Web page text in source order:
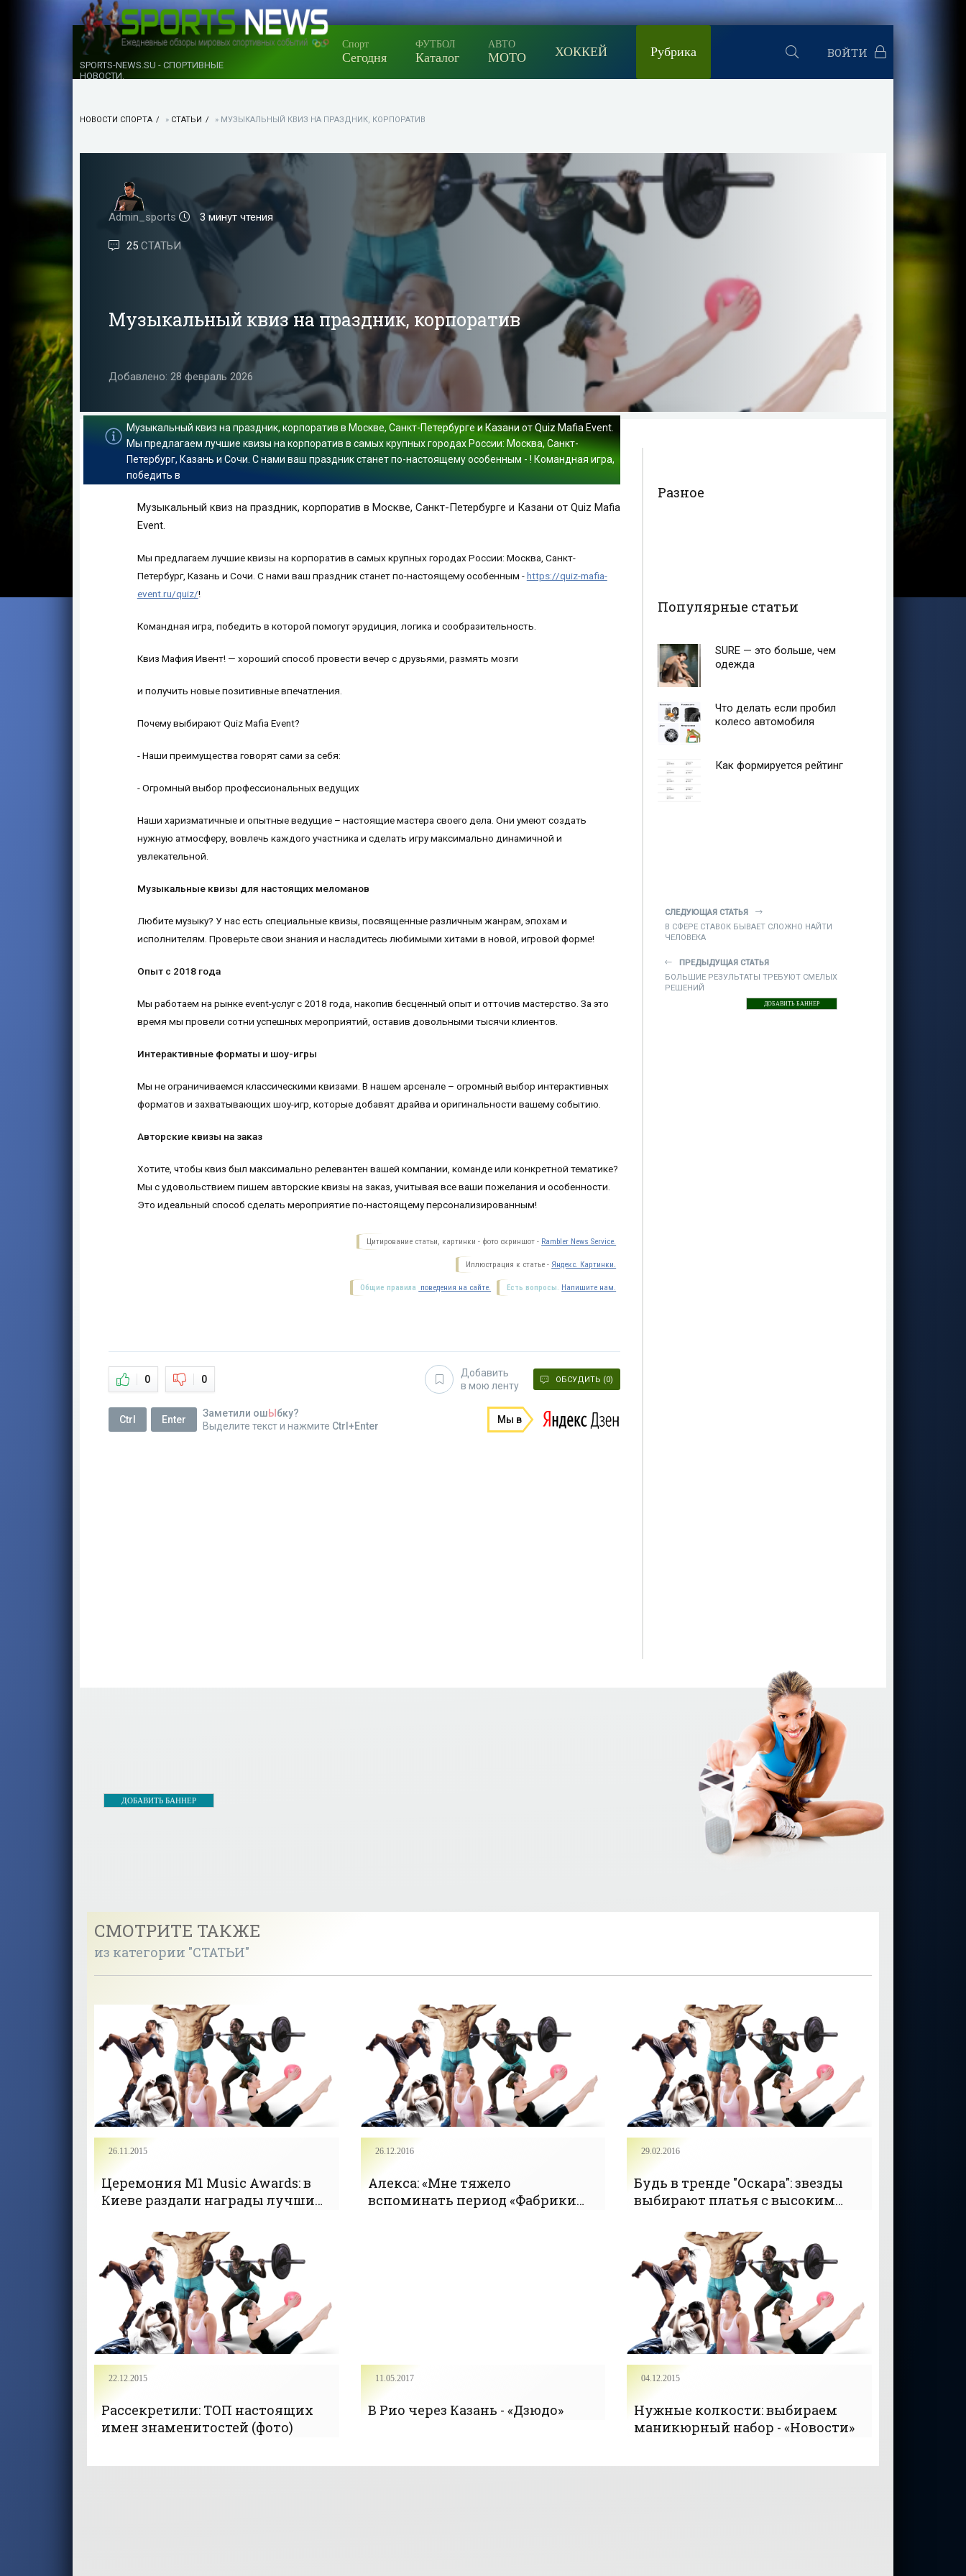
SPORTS-NEWS.SU - СПОРТИВНЫЕ
НОВОСТИ.
Спорт
Сегодня
ФУТБОЛ
Каталог
АВТО
МОТО ХОККЕЙ Рубрика ВОЙТИ
НОВОСТИ СПОРТА » СТАТЬИ » МУЗЫКАЛЬНЫЙ КВИЗ НА ПРАЗДНИК, КОРПОРАТИВ
Admin_sports 3 минут чтения
25 СТАТЬИ
Музыкальный квиз на праздник, корпоратив
Добавлено: 28 февраль 2026
Музыкальный квиз на праздник, корпоратив в Москве, Санкт-Петербурге и Казани от Quiz Mafia Event.
Мы предлагаем лучшие квизы на корпоратив в самых крупных городах России: Москва, Санкт-
Петербург, Казань и Сочи. С нами ваш праздник станет по-настоящему особенным - ! Командная игра,
победить в
Музыкальный квиз на праздник, корпоратив в Москве, Санкт-Петербурге и Казани от Quiz Mafia
Event.
Мы предлагаем лучшие квизы на корпоратив в самых крупных городах России: Москва, Санкт-
Петербург, Казань и Сочи. С нами ваш праздник станет по-настоящему особенным -https://quiz-mafia-
event.ru/quiz/!
Командная игра, победить в которой помогут эрудиция, логика и сообразительность.
Квиз Мафия Ивент! — хороший способ провести вечер с друзьями, размять мозги
и получить новые позитивные впечатления.
Почему выбирают Quiz Mafia Event?
- Наши преимущества говорят сами за себя:
- Огромный выбор профессиональных ведущих
Наши харизматичные и опытные ведущие – настоящие мастера своего дела. Они умеют создать
нужную атмосферу, вовлечь каждого участника и сделать игру максимально динамичной и
увлекательной.
Музыкальные квизы для настоящих меломанов
Любите музыку? У нас есть специальные квизы, посвященные различным жанрам, эпохам и
исполнителям. Проверьте свои знания и насладитесь любимыми хитами в новой, игровой форме!
Опыт с 2018 года
Мы работаем на рынке event-услуг с 2018 года, накопив бесценный опыт и отточив мастерство. За это
время мы провели сотни успешных мероприятий, оставив довольными тысячи клиентов.
Интерактивные форматы и шоу-игры
Мы не ограничиваемся классическими квизами. В нашем арсенале – огромный выбор интерактивных
форматов и захватывающих шоу-игр, которые добавят драйва и оригинальности вашему событию.
Авторские квизы на заказ
Хотите, чтобы квиз был максимально релевантен вашей компании, команде или конкретной тематике?
Мы с удовольствием пишем авторские квизы на заказ, учитывая все ваши пожелания и особенности.
Это идеальный способ сделать мероприятие по-настоящему персонализированным!
Цитирование статьи, картинки - фото скриншот - Rambler News Service.
Иллюстрация к статье - Яндекс. Картинки.
Есть вопросы. Напишите нам.
Общие правила поведения на сайте.
0 0
Добавить
в мою ленту
ОБСУДИТЬ (0)
Ctrl Enter
Заметили ошЫ бку?
Выделите текст и нажмите Ctrl+Enter
Мы в
Разное
Популярные статьи
SURE — это больше, чем
одежда
Что делать если пробил
колесо автомобиля
Как формируется рейтинг
СЛЕДУЮЩАЯ СТАТЬЯ
В СФЕРЕ СТАВОК БЫВАЕТ СЛОЖНО НАЙТИ
ЧЕЛОВЕКА
ПРЕДЫДУЩАЯ СТАТЬЯ
БОЛЬШИЕ РЕЗУЛЬТАТЫ ТРЕБУЮТ СМЕЛЫХ
РЕШЕНИЙ
ДОБАВИТЬ БАННЕР
ДОБАВИТЬ БАННЕР
СМОТРИТЕ ТАКЖЕ
из категории "СТАТЬИ"
26.11.2015
Церемония M1 Music Awards: в
Киеве раздали награды лучшим
26.12.2016
Алекса: «Мне тяжело
вспоминать период «Фабрики
29.02.2016
Будь в тренде "Оскара": звезды
выбирают платья с высоким
22.12.2015
Рассекретили: ТОП настоящих
имен знаменитостей (фото)
11.05.2017
В Рио через Казань - «Дзюдо»
04.12.2015
Нужные колкости: выбираем
маникюрный набор - «Новости»